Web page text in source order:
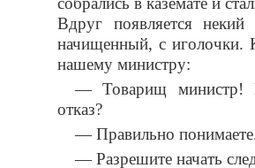
Вдруг появляется
начищенный, с
нашему министру:
— Товарищ министр!
отказ?
— Правильно
— Разрешите начать